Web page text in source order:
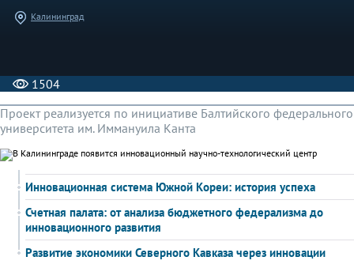
Калининград
1504
Проект реализуется по инициативе Балтийского федерального
университета им. Иммануила Канта
Инновационная система Южной Кореи: история успеха
Счетная палата: от анализа бюджетного федерализма до
инновационного развития
Развитие экономики Северного Кавказа через инновации